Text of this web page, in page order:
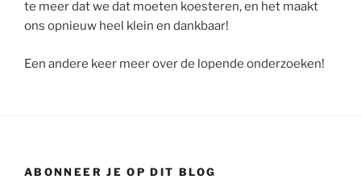
te meer dat we dat moeten koesteren, en het maakt
ons opnieuw heel klein en dankbaar!
Een andere keer meer over de lopende onderzoeken!
ABONNEER JE OP DIT BLOG